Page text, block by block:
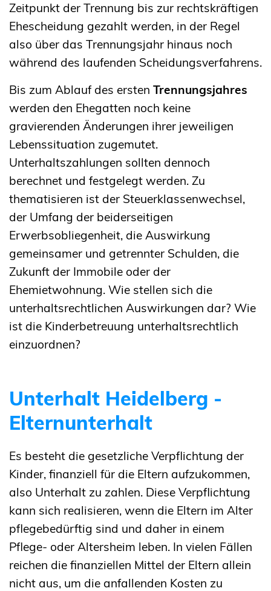
Zeitpunkt der Trennung bis zur rechtskräftigen
Ehescheidung gezahlt werden, in der Regel
also über das Trennungsjahr hinaus noch
während des laufenden Scheidungsverfahrens.
Bis zum Ablauf des ersten Trennungsjahres
werden den Ehegatten noch keine
gravierenden Änderungen ihrer jeweiligen
Lebenssituation zugemutet.
Unterhaltszahlungen sollten dennoch
berechnet und festgelegt werden. Zu
thematisieren ist der Steuerklassenwechsel,
der Umfang der beiderseitigen
Erwerbsobliegenheit, die Auswirkung
gemeinsamer und getrennter Schulden, die
Zukunft der Immobile oder der
Ehemietwohnung. Wie stellen sich die
unterhaltsrechtlichen Auswirkungen dar? Wie
ist die Kinderbetreuung unterhaltsrechtlich
einzuordnen?
Unterhalt Heidelberg -
Elternunterhalt
Es besteht die gesetzliche Verpflichtung der
Kinder, finanziell für die Eltern aufzukommen,
also Unterhalt zu zahlen. Diese Verpflichtung
kann sich realisieren, wenn die Eltern im Alter
pflegebedürftig sind und daher in einem
Pflege- oder Altersheim leben. In vielen Fällen
reichen die finanziellen Mittel der Eltern allein
nicht aus, um die anfallenden Kosten zu